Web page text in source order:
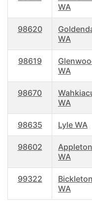
WA
98620
WA
98619
WA
98670
WA
98635 Lyle WA
98602
Appleton
WA
99322
Bickleton
WA